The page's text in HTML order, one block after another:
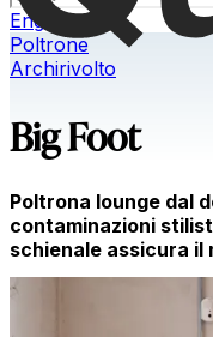
Eng
Poltrone
Archirivolto
Big Foot
Poltrona lounge dal
contaminazioni
schienale assicura il